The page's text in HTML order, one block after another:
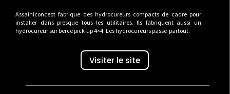
Assainiconcept fabrique des hydrocureurs compacts de cadre pour
installer dans presque tous les utilitaires. Ils fabriquent aussi un
hydrocureur sur berce pick-up 4×4. Les hydrocureurs passe-partout.
Visiter le site